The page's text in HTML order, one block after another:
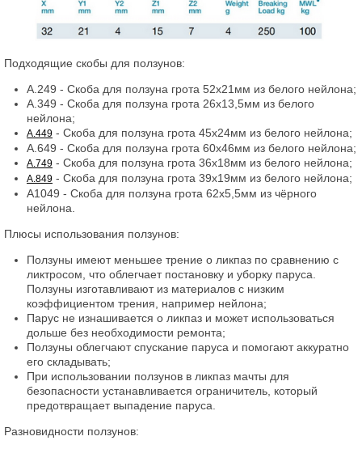
Подходящие скобы для ползунов:
A.249 - Скоба для ползуна грота 52x21мм из белого нейлона;
A.349 - Скоба для ползуна грота 26x13,5мм из белого
нейлона;
A.449 - Скоба для ползуна грота 45x24мм из белого нейлона;
A.649 - Скоба для ползуна грота 60x46мм из белого нейлона;
A.749 - Скоба для ползуна грота 36x18мм из белого нейлона;
A.849 - Скоба для ползуна грота 39x19мм из белого нейлона;
A1049 - Скоба для ползуна грота 62x5,5мм из чёрного
нейлона.
Плюсы использования ползунов:
Ползуны имеют меньшее трение о ликпаз по сравнению с
ликтросом, что облегчает постановку и уборку паруса.
Ползуны изготавливают из материалов с низким
коэффициентом трения, например нейлона;
Парус не изнашивается о ликпаз и может использоваться
дольше без необходимости ремонта;
Ползуны облегчают спускание паруса и помогают аккуратно
его складывать;
При использовании ползунов в ликпаз мачты для
безопасности устанавливается ограничитель, который
предотвращает выпадение паруса.
Разновидности ползунов: